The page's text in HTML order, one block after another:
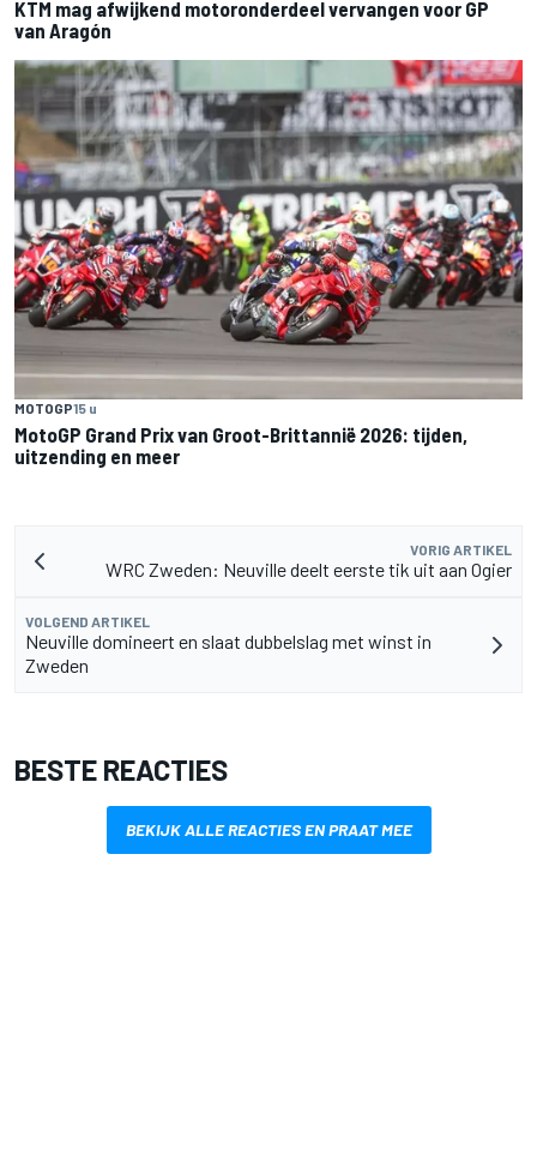
KTM mag afwijkend motoronderdeel vervangen voor GP
van Aragón
MOTOGP15 u
MotoGP Grand Prix van Groot-Brittannië 2026: tijden,
uitzending en meer
VORIG ARTIKEL
WRC Zweden: Neuville deelt eerste tik uit aan Ogier
VOLGEND ARTIKEL
Neuville domineert en slaat dubbelslag met winst in
Zweden
BESTE REACTIES
BEKIJK ALLE REACTIES EN PRAAT MEE